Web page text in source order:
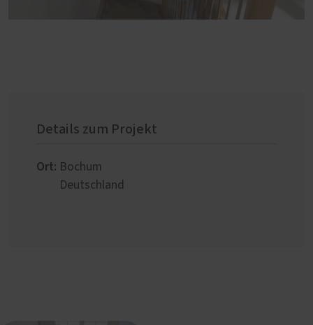
Details zum Projekt
Ort: Bochum
Deutschland